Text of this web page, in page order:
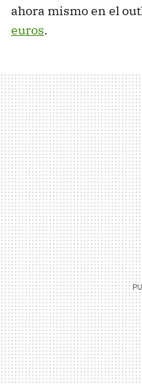
ahora mismo en el
euros.